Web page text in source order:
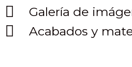
Galería de
Acabados y